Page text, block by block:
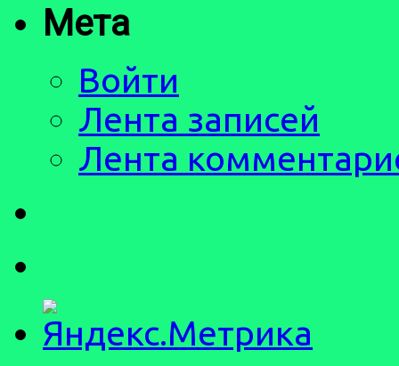
Мета
Войти
Лента записей
Лента